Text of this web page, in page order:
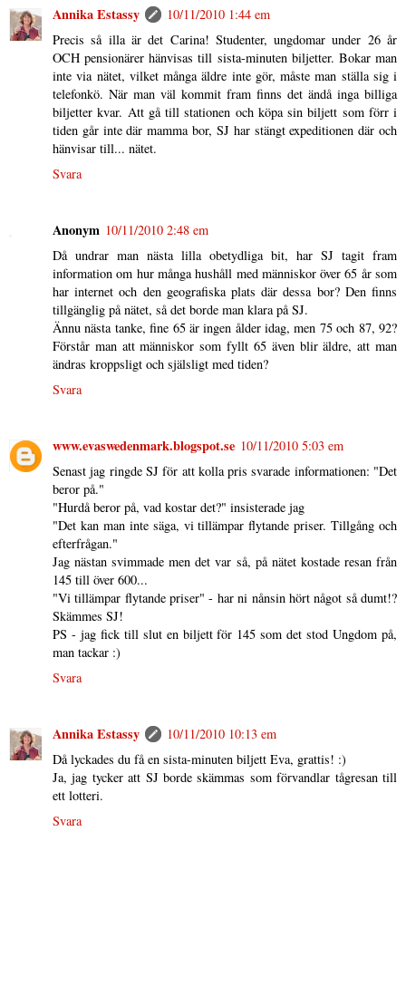
Annika Estassy
10/11/2010 1:44 em
Precis så illa är det Carina! Studenter, ungdomar under 26 år
OCH pensionärer hänvisas till sista-minuten biljetter. Bokar man
inte via nätet, vilket många äldre inte gör, måste man ställa sig i
telefonkö. När man väl kommit fram finns det ändå inga billiga
biljetter kvar. Att gå till stationen och köpa sin biljett som förr i
tiden går inte där mamma bor, SJ har stängt expeditionen där och
hänvisar till... nätet.
Svara
Anonym 10/11/2010 2:48 em
Då undrar man nästa lilla obetydliga bit, har SJ tagit fram
information om hur många hushåll med människor över 65 år som
har internet och den geografiska plats där dessa bor? Den finns
tillgänglig på nätet, så det borde man klara på SJ.
Ännu nästa tanke, fine 65 är ingen ålder idag, men 75 och 87, 92?
Förstår man att människor som fyllt 65 även blir äldre, att man
ändras kroppsligt och själsligt med tiden?
Svara
www.evaswedenmark.blogspot.se 10/11/2010 5:03 em
Senast jag ringde SJ för att kolla pris svarade informationen: "Det
beror på."
"Hurdå beror på, vad kostar det?" insisterade jag
"Det kan man inte säga, vi tillämpar flytande priser. Tillgång och
efterfrågan."
Jag nästan svimmade men det var så, på nätet kostade resan från
145 till över 600...
"Vi tillämpar flytande priser" - har ni nånsin hört något så dumt!?
Skämmes SJ!
PS - jag fick till slut en biljett för 145 som det stod Ungdom på,
man tackar :)
Svara
Annika Estassy
10/11/2010 10:13 em
Då lyckades du få en sista-minuten biljett Eva, grattis! :)
Ja, jag tycker att SJ borde skämmas som förvandlar tågresan till
ett lotteri.
Svara